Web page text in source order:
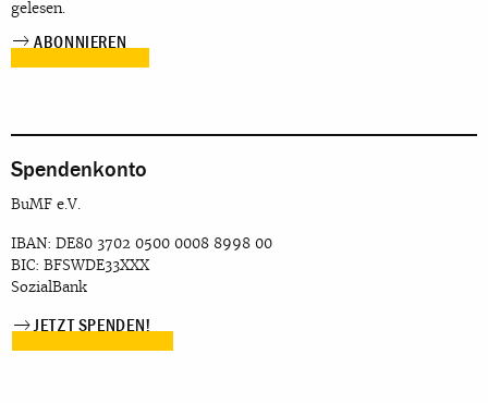
gelesen.
Spendenkonto
BuMF e.V.
IBAN: DE80 3702 0500 0008 8998 00
BIC: BFSWDE33XXX
SozialBank
JETZT SPENDEN!